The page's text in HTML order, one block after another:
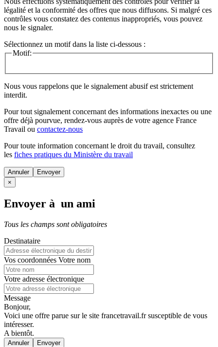
légalité et la conformité des offres que nous diffusons. Si malgré ces
contrôles vous constatez des contenus inappropriés, vous pouvez
nous le signaler.
Sélectionnez un motif dans la liste ci-dessous :
Motif:
Nous vous rappelons que le signalement abusif est strictement
interdit.
Pour tout signalement concernant des informations inexactes ou une
offre déjà pourvue, rendez-vous auprès de votre agence France
Travail ou contactez-nous
Pour toute information concernant le droit du travail, consultez
les fiches pratiques du Ministère du travail
Annuler
×
Envoyer à un ami
Tous les champs sont obligatoires
Destinataire
Vos coordonnées Votre nom
Votre adresse électronique
Message
Bonjour,
Voici une offre parue sur le site francetravail.fr susceptible de vous
intéresser.
A bientôt.
Annuler